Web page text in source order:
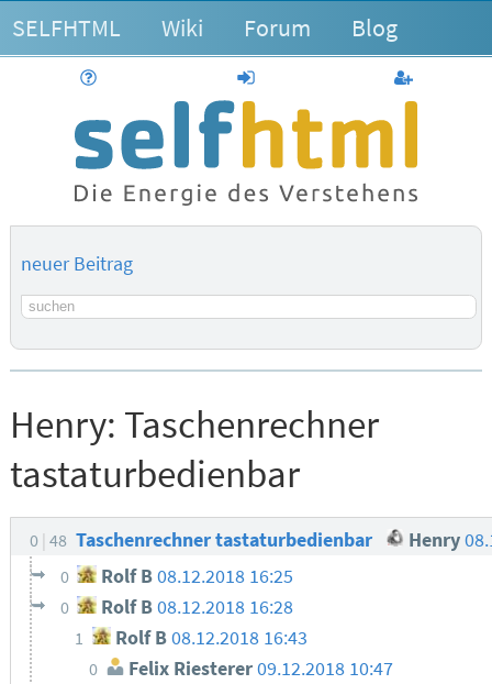
SELFHTML Wiki Forum Blog
anmelden
neuer Beitrag
Suchbegriff
Henry: Taschenrechner
tastaturbedienbar
0 48 Taschenrechner tastaturbedienbar Henry
0 Rolf B08.12.2018 16:25
0 Rolf B08.12.2018 16:28
1 Rolf B08.12.2018 16:43
0 Felix Riesterer09.12.2018 10:47